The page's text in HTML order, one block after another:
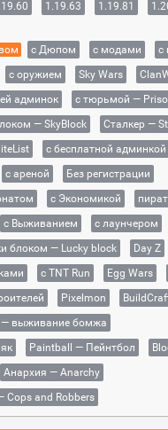
1.19.63 1.19.81
с Дюпом с модами
с
с оружием Sky Wars
админок с тюрьмой —
— SkyBlock
Сталкер —
с бесплатной админкой
с ареной
Без регистрации
с Экономикой
с Выживанием с лаунчером
блоком — Lucky block
Day Z
с TNT Run Egg Wars
Pixelmon
выживание бомжа
Paintball — Пейнтбол
Анархия — Anarchy
and Robbers